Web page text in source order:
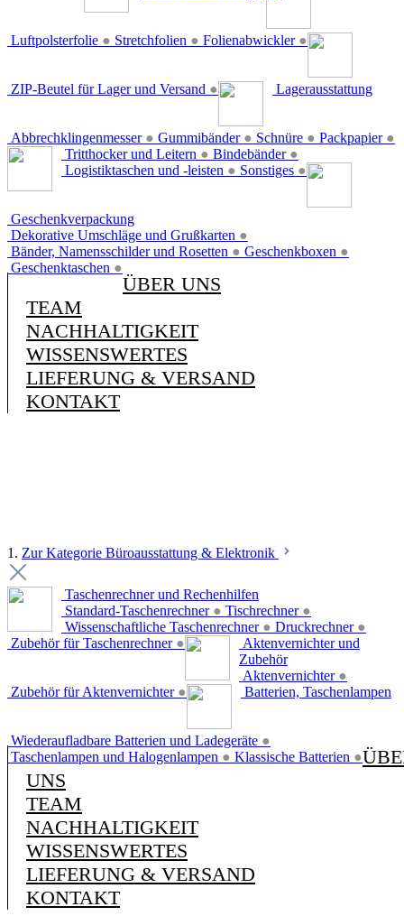
Luftpolsterfolie ● Stretchfolien ● Folienabwickler ●
ZIP-Beutel für Lager und Versand ●
Abbrechklingenmesser ● Gummibänder ● Schnüre ● Packpapier ●
Lagerausstattung
Tritthocker und Leitern ● Bindebänder ●
Logistiktaschen und -leisten ● Sonstiges ●
Geschenkverpackung
Dekorative Umschläge und Grußkarten ●
Bänder, Namensschilder und Rosetten ● Geschenkboxen ●
Geschenktaschen ●
ÜBER UNS
TEAM
NACHHALTIGKEIT
WISSENSWERTES
LIEFERUNG & VERSAND
KONTAKT
1. Zur Kategorie Büroausstattung & Elektronik
Taschenrechner und Rechenhilfen
Standard-Taschenrechner ● Tischrechner ●
Wissenschaftliche Taschenrechner ● Druckrechner ●
Zubehör für Taschenrechner ●
Aktenvernichter und
Zubehör
Aktenvernichter ●
Zubehör für Aktenvernichter ● Batterien, Taschenlampen
Wiederaufladbare Batterien und Ladegeräte ●
Taschenlampen und Halogenlampen ● Klassische Batterien ●
UNS
TEAM
NACHHALTIGKEIT
WISSENSWERTES
LIEFERUNG & VERSAND
KONTAKT